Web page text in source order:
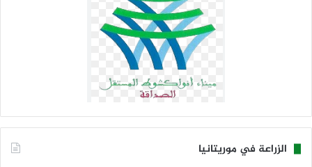
الزراعة في موريتانيا